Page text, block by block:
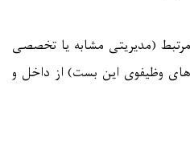
(مدیریتی مشابه یا تخصصی
وظیفوی این بست) از داخل و